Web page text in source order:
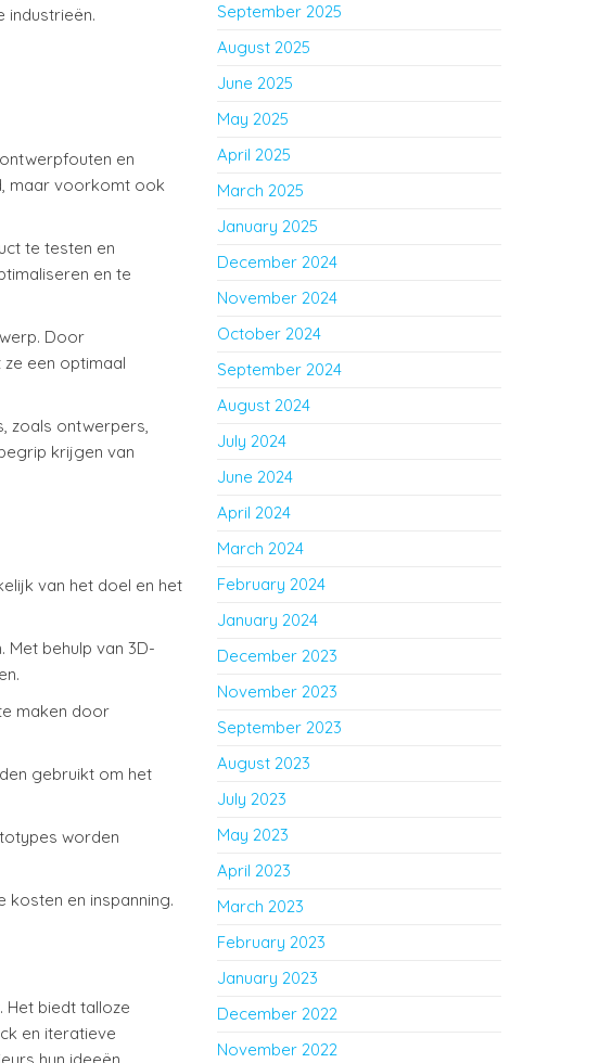
industrieën.
en
maar voorkomt ook
te testen en
en te
Door
een optimaal
zoals ontwerpers,
krijgen van
van het doel en het
behulp van 3D-
maken door
gebruikt om het
worden
en inspanning.
biedt talloze
en iteratieve
hun ideeën
September 2025
August 2025
June 2025
May 2025
April 2025
March 2025
January 2025
December 2024
November 2024
October 2024
September 2024
August 2024
July 2024
June 2024
April 2024
March 2024
February 2024
January 2024
December 2023
November 2023
September 2023
August 2023
July 2023
May 2023
April 2023
March 2023
February 2023
January 2023
December 2022
November 2022